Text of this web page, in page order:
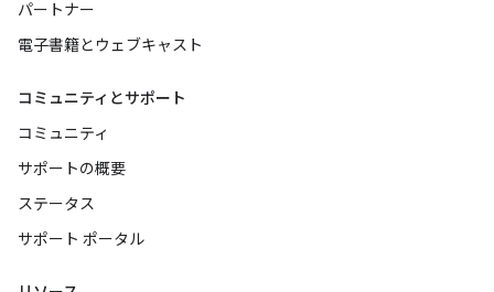
パートナー
電子書籍とウェブキャスト
コミュニティとサポート
コミュニティ
サポートの概要
ステータス
サポート ポータル